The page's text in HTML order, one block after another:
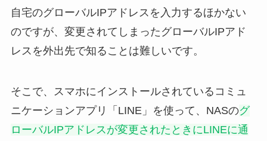
自宅のグローバルIPアドレスを入力するほかない
のですが、変更されてしまったグローバルIPアド
レスを外出先で知ることは難しいです。
そこで、スマホにインストールされているコミュ
ニケーションアプリ「LINE」を使って、NASのグ
ローバルIPアドレスが変更されたときにLINEに通